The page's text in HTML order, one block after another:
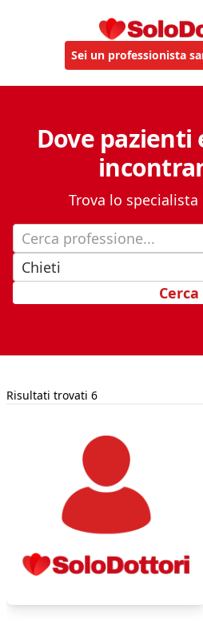
Sei un professionista
Dove
Trova lo
Cerca professione...
Chieti
Cerca
Risultati trovati 6